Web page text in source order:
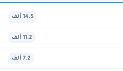
14.5 ألف
11.2 ألف
7.2 ألف